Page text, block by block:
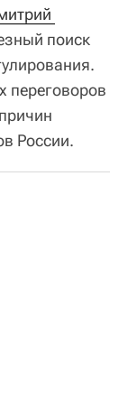
поиск
переговоров
России.